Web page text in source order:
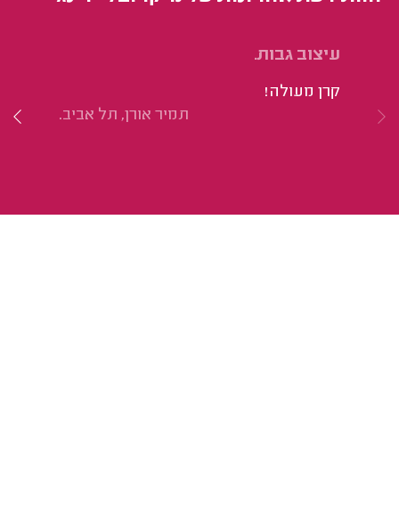
עיצוב גבות.
קרן מעולה!
תמיר אורן, תל אביב.